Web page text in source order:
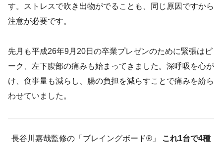
す。ストレスで吹き出物がでることも、同じ原因ですから
注意が必要です。
先月も平成26年9月20日の卒業プレゼンのために緊張はピ
ーク、左下腹部の痛みも始まってきました。深呼吸を心が
け、食事量も減らし、腸の負担を減らすことで痛みを紛ら
わせていました。
長谷川嘉哉監修の「ブレイングボード®︎」
これ1台で4種